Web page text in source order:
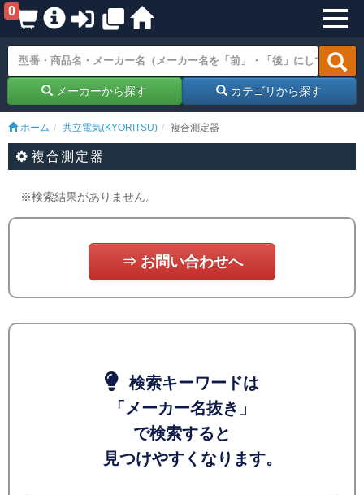
0
メーカーから探す カテゴリから探す
ホーム 共立電気(KYORITSU) 複合測定器
複合測定器
※検索結果がありません。
⇒ お問い合わせへ
検索キーワードは
「メーカー名抜き」
で検索すると
見つけやすくなります。